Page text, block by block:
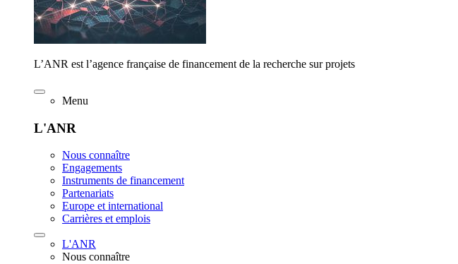
L’ANR est l’agence française de financement de la recherche sur projets
Menu
L'ANR
Nous connaître
Engagements
Instruments de financement
Partenariats
Europe et international
Carrières et emplois
L'ANR
Nous connaître